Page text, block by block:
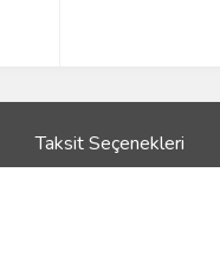
Taksit Seçenekleri